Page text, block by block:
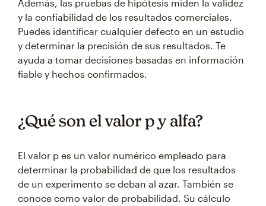
Además, las pruebas de hipótesis miden la validez
y la confiabilidad de los resultados comerciales.
Puedes identificar cualquier defecto en un estudio
y determinar la precisión de sus resultados. Te
ayuda a tomar decisiones basadas en información
fiable y hechos confirmados.
¿Qué son el valor p y alfa?
El valor p es un valor numérico empleado para
determinar la probabilidad de que los resultados
de un experimento se deban al azar. También se
conoce como valor de probabilidad. Su cálculo